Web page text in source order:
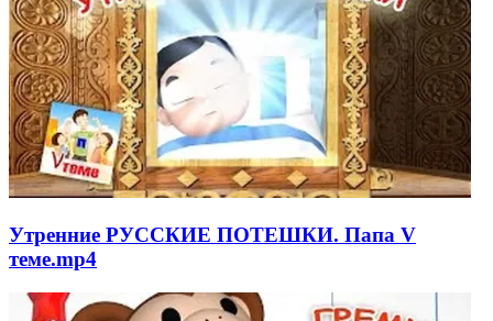
Утренние РУССКИЕ ПОТЕШКИ. Папа V
теме.mp4